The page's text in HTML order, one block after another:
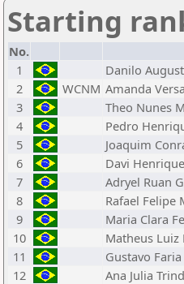
Starting
No.
1
Danilo
2
WCNM Amanda
3
Theo Nunes
4
Pedro
5
Joaquim
6
Davi
7
Adryel Ruan
8
Rafael Felipe
9
Maria Clara
10
Matheus Luiz
11
Gustavo
12
Ana Julia